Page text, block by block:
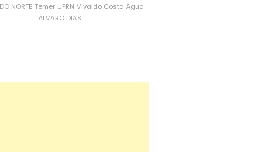
NORTE Temer UFRN Vivaldo Costa Água
ÁLVARO DIAS